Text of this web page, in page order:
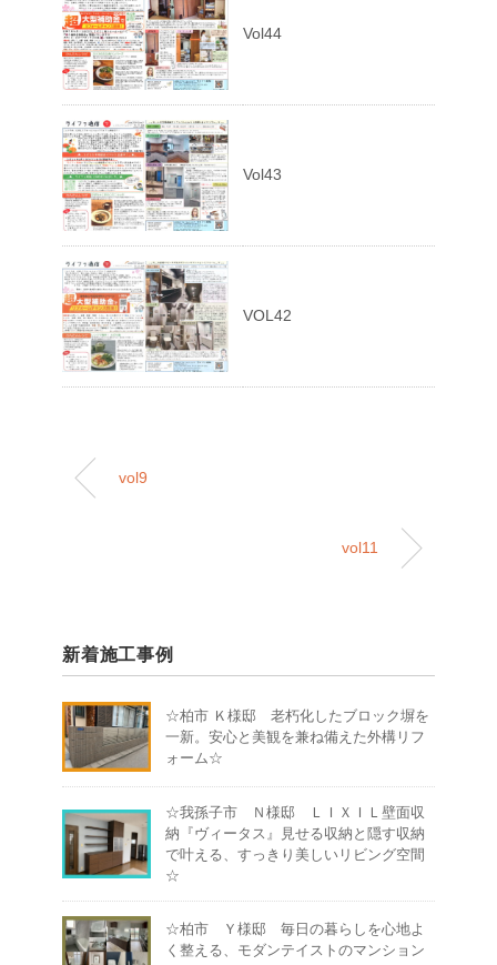
Vol44
Vol43
VOL42
vol9
vol11
新着施工事例
☆柏市 Ｋ様邸 老朽化したブロック塀を
一新。安心と美観を兼ね備えた外構リフ
ォーム☆
☆我孫子市 Ｎ様邸 ＬＩＸＩＬ壁面収
納『ヴィータス』見せる収納と隠す収納
で叶える、すっきり美しいリビング空間
☆
☆柏市 Ｙ様邸 毎日の暮らしを心地よ
く整える、モダンテイストのマンション